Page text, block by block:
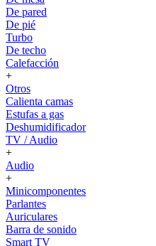
De pared
De pié
Turbo
De techo
Calefacción
+
Otros
Calienta camas
Estufas a gas
Deshumidificador
TV / Audio
+
Audio
+
Minicomponentes
Parlantes
Auriculares
Barra de sonido
Smart TV